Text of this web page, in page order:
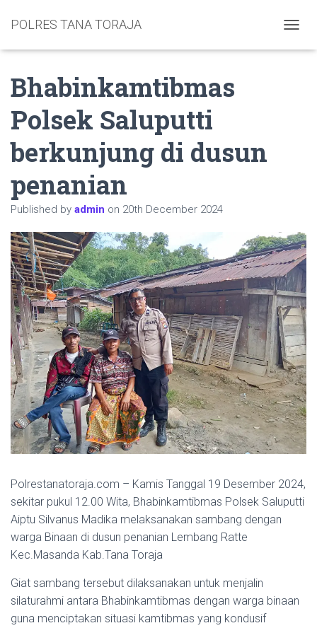
POLRES TANA TORAJA
Bhabinkamtibmas
Polsek Saluputti
berkunjung di dusun
penanian
Published by admin on 20th December 2024
Polrestanatoraja.com – Kamis Tanggal 19 Desember 2024,
sekitar pukul 12.00 Wita, Bhabinkamtibmas Polsek Saluputti
Aiptu Silvanus Madika melaksanakan sambang dengan
warga Binaan di dusun penanian Lembang Ratte
Kec.Masanda Kab.Tana Toraja
Giat sambang tersebut dilaksanakan untuk menjalin
silaturahmi antara Bhabinkamtibmas dengan warga binaan
guna menciptakan situasi kamtibmas yang kondusif